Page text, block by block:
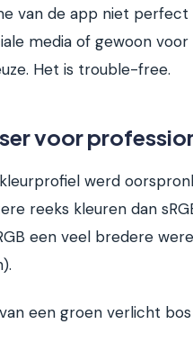
van de app niet perfect
media of gewoon
Het is trouble-free.
voor
werd
reeks kleuren dan
een veel bredere
een groen verlicht